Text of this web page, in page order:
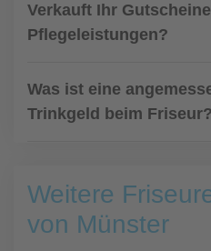
Verkauft Ihr
Pflegeleistungen?
Was ist eine
Trinkgeld beim Friseur?
Weitere
von Münster